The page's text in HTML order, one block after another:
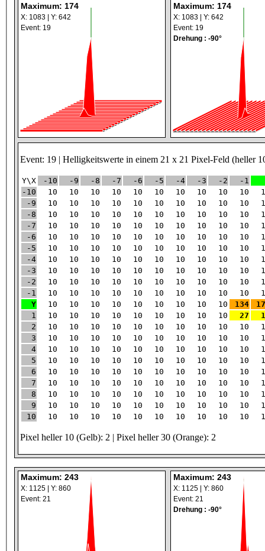
Maximum: 174
X: 1083 | Y: 642
Event: 19
Maximum: 174
X: 1083 | Y: 642
Event: 19
Drehung : -90°
Event: 19 | Helligkeitswerte in einem 21 x 21 Pixel-Feld (heller
Y\X -10 -9 -8 -7 -6 -5 -4 -3 -2 -1
-10
10 10 10 10 10 10 10 10 10 10
-9
10 10 10 10 10 10 10 10 10 10
-8
10 10 10 10 10 10 10 10 10 10
-7
10 10 10 10 10 10 10 10 10 10
-6
10 10 10 10 10 10 10 10 10 10
-5
10 10 10 10 10 10 10 10 10 10
-4
10 10 10 10 10 10 10 10 10 10
-3
10 10 10 10 10 10 10 10 10 10
-2
10 10 10 10 10 10 10 10 10 10
-1
10 10 10 10 10 10 10 10 10 10
Y
10 10 10 10 10 10 10 10 10 134
1
10 10 10 10 10 10 10 10 10 27
2
10 10 10 10 10 10 10 10 10 10
3
10 10 10 10 10 10 10 10 10 10
4
10 10 10 10 10 10 10 10 10 10
5
10 10 10 10 10 10 10 10 10 10
6
10 10 10 10 10 10 10 10 10 10
7
10 10 10 10 10 10 10 10 10 10
8
10 10 10 10 10 10 10 10 10 10
9
10 10 10 10 10 10 10 10 10 10
10
10 10 10 10 10 10 10 10 10 10
Pixel heller 10 (Gelb): 2 | Pixel heller 30 (Orange): 2
Maximum: 243
X: 1125 | Y: 860
Event: 21
Maximum: 243
X: 1125 | Y: 860
Event: 21
Drehung : -90°